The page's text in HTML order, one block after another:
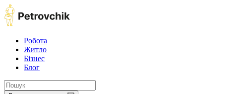
Робота
Житло
Бізнес
Блог